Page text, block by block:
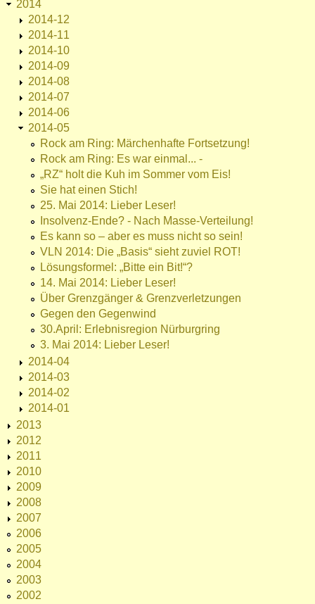
2014
2014-12
2014-11
2014-10
2014-09
2014-08
2014-07
2014-06
2014-05
Rock am Ring: Märchenhafte Fortsetzung!
Rock am Ring: Es war einmal... -
„RZ“ holt die Kuh im Sommer vom Eis!
Sie hat einen Stich!
25. Mai 2014: Lieber Leser!
Insolvenz-Ende? - Nach Masse-Verteilung!
Es kann so – aber es muss nicht so sein!
VLN 2014: Die „Basis“ sieht zuviel ROT!
Lösungsformel: „Bitte ein Bit!“?
14. Mai 2014: Lieber Leser!
Über Grenzgänger & Grenzverletzungen
Gegen den Gegenwind
30.April: Erlebnisregion Nürburgring
3. Mai 2014: Lieber Leser!
2014-04
2014-03
2014-02
2014-01
2013
2012
2011
2010
2009
2008
2007
2006
2005
2004
2003
2002